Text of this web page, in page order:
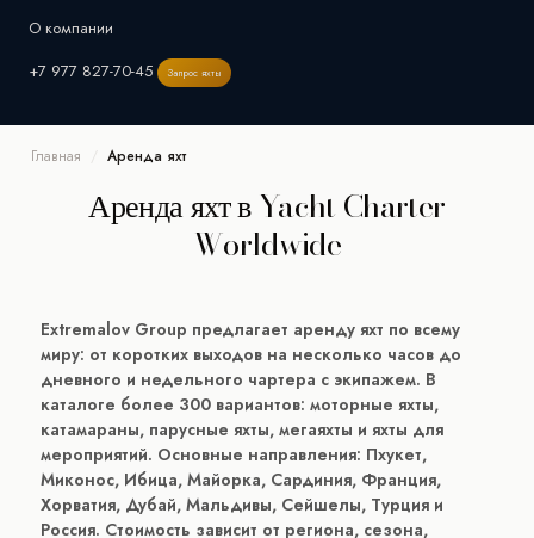
Croatia France
Greece
Italy
Yacht charter in Moscow
Yacht charter in the Indian Ocean
Maldives Seychelles
О компании
+7 977 827-70-45
Запрос яхты
Главная Аренда яхт
Аренда яхт в Yacht Charter
Worldwide
Extremalov Group предлагает аренду яхт по всему
миру: от коротких выходов на несколько часов до
дневного и недельного чартера с экипажем. В
каталоге более 300 вариантов: моторные яхты,
катамараны, парусные яхты, мегаяхты и яхты для
мероприятий. Основные направления: Пхукет,
Миконос, Ибица, Майорка, Сардиния, Франция,
Хорватия, Дубай, Мальдивы, Сейшелы, Турция и
Россия. Стоимость зависит от региона, сезона,